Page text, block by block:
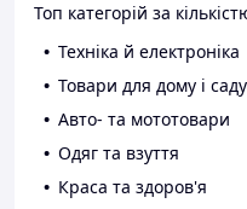
Топ категорій за
Техніка й електроніка
Товари для дому і саду
Авто- та мототовари
Одяг та взуття
Краса та здоров'я